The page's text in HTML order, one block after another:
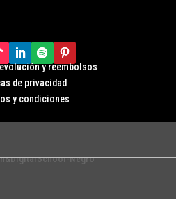
y reembolsos
de privacidad
y condiciones